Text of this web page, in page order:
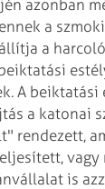
azonban
a
a
A beiktatási
a katonai
rendezett,
is